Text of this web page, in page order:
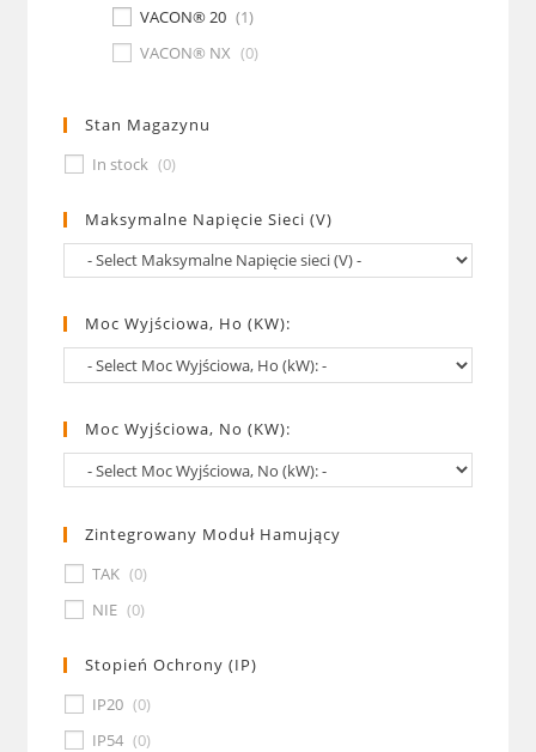
VACON® 20 (1)
VACON® NX (0)
Stan Magazynu
In stock (0)
Maksymalne Napięcie Sieci (V)
Moc Wyjściowa, Ho (kW):
Moc Wyjściowa, No (kW):
Zintegrowany Moduł Hamujący
TAK (0)
NIE (0)
Stopień Ochrony (IP)
IP20 (0)
IP54 (0)